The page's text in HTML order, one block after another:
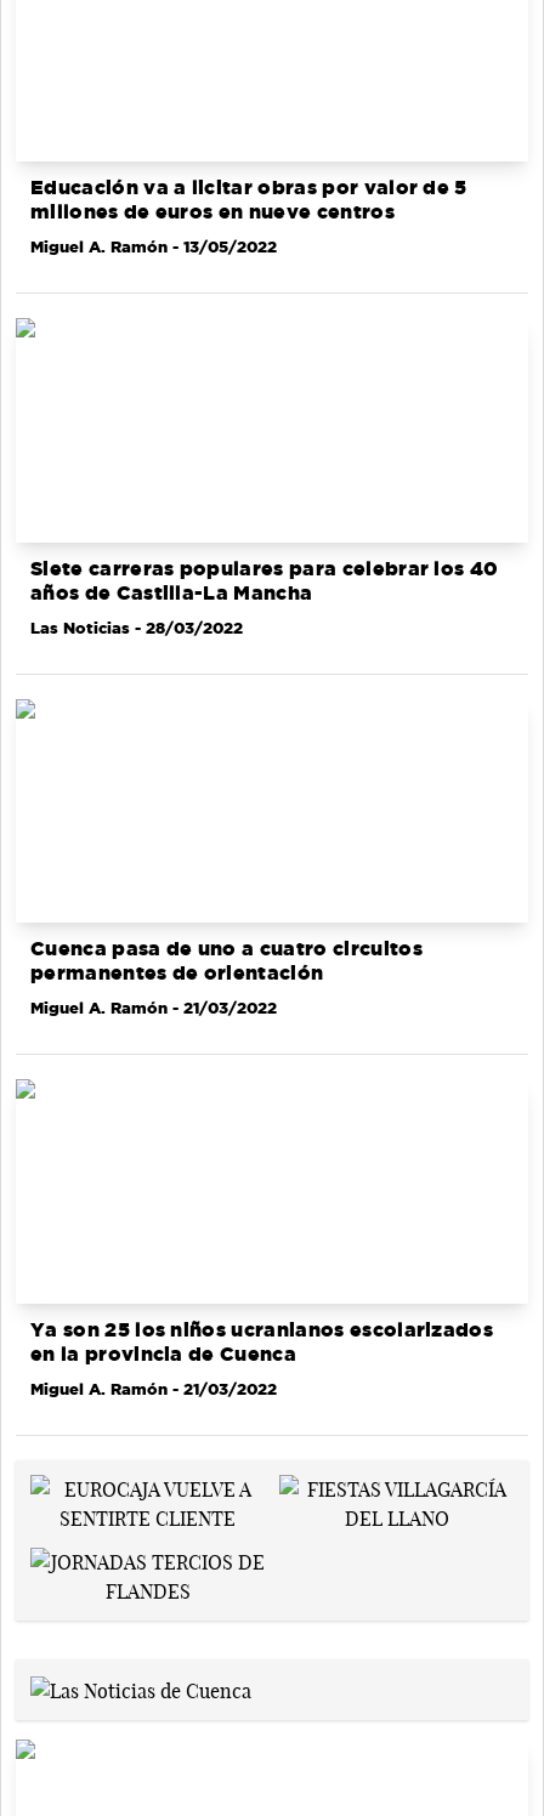
Educación va a licitar obras por valor de 5
millones de euros en nueve centros
Miguel A. Ramón - 13/05/2022
Siete carreras populares para celebrar los 40
años de Castilla-La Mancha
Las Noticias - 28/03/2022
Cuenca pasa de uno a cuatro circuitos
permanentes de orientación
Miguel A. Ramón - 21/03/2022
Ya son 25 los niños ucranianos escolarizados
en la provincia de Cuenca
Miguel A. Ramón - 21/03/2022